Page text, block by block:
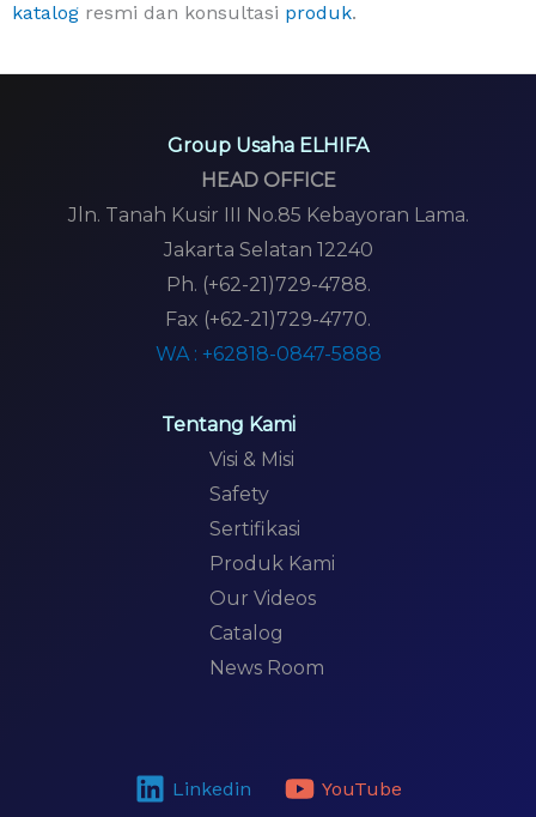
katalog resmi dan konsultasi produk.
Group Usaha ELHIFA
HEAD OFFICE
Jln. Tanah Kusir III No.85 Kebayoran Lama.
Jakarta Selatan 12240
Ph. (+62-21)729-4788.
Fax (+62-21)729-4770.
WA : +62818-0847-5888
Tentang Kami
Visi & Misi
Safety
Sertifikasi
Produk Kami
Our Videos
Catalog
News Room
Linkedin YouTube